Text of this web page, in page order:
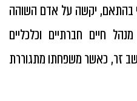
בהתאם, יקשה על אדם השוהה
חיים חברתיים וכלכליים
זר, כאשר משפחתו מתגוררת